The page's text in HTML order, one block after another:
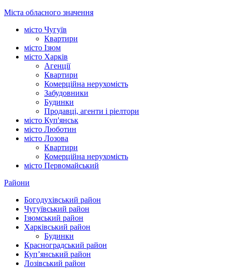
Міста обласного значення
місто Чугуїв
Квартири
місто Ізюм
місто Харків
Агенції
Квартири
Комерційна нерухомість
Забудовники
Будинки
Продавці, агенти і ріелтори
місто Куп'янськ
місто Люботин
місто Лозова
Квартири
Комерційна нерухомість
місто Первомайський
Райони
Богодухівський район
Чугуївський район
Ізюмський район
Харківський район
Будинки
Красноградський район
Куп’янський район
Лозівський район